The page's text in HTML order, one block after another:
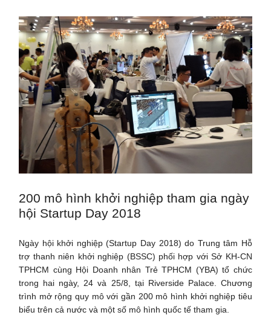
200 mô hình khởi nghiệp tham gia ngày
hội Startup Day 2018
Ngày hội khởi nghiệp (Startup Day 2018) do Trung tâm Hỗ
trợ thanh niên khởi nghiệp (BSSC) phối hợp với Sở KH-CN
TPHCM cùng Hội Doanh nhân Trẻ TPHCM (YBA) tổ chức
trong hai ngày, 24 và 25/8, tại Riverside Palace. Chương
trình mở rộng quy mô với gần 200 mô hình khởi nghiệp tiêu
biểu trên cả nước và một số mô hình quốc tế tham gia.